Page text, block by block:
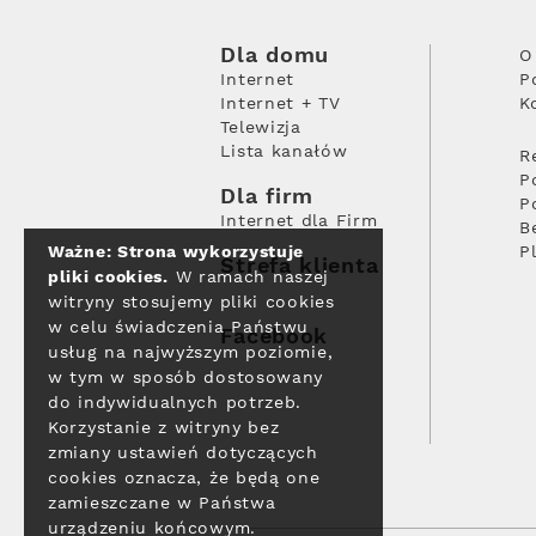
Dla domu
Internet
Internet + TV
Telewizja
Lista kanałów
Dla firm
Internet dla Firm
Strefa klienta
Facebook
Ważne: Strona wykorzystuje
pliki cookies. W ramach naszej
witryny stosujemy pliki cookies
w celu świadczenia Państwu
usług na najwyższym poziomie,
w tym w sposób dostosowany
do indywidualnych potrzeb.
Korzystanie z witryny bez
zmiany ustawień dotyczących
cookies oznacza, że będą one
zamieszczane w Państwa
urządzeniu końcowym.